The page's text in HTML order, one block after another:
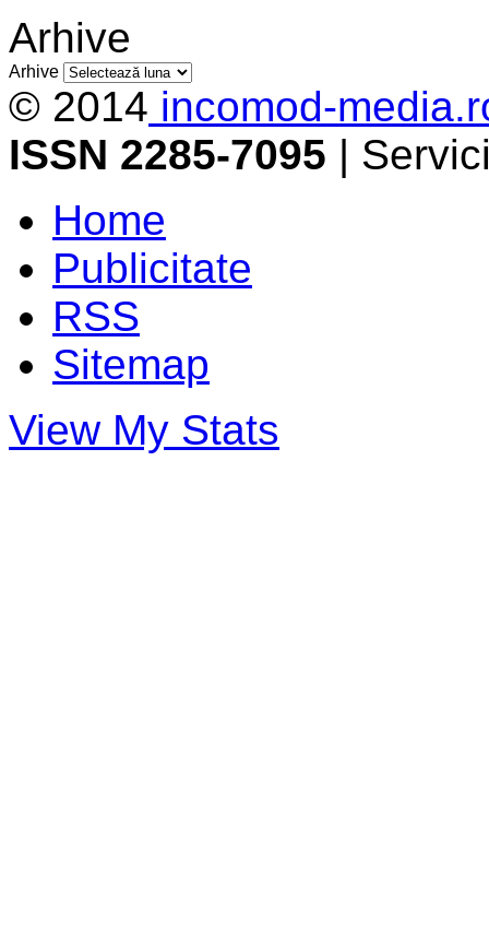
Arhive
Arhive
© 2014 incomod-
ISSN 2285-7095 |
Home
Publicitate
RSS
Sitemap
View My Stats